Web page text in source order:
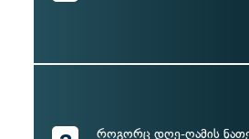
როგორც დღე-ღამის